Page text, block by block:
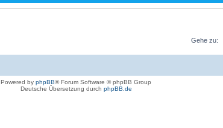
Gehe zu:
Powered by phpBB® Forum Software © phpBB Group
Deutsche Übersetzung durch phpBB.de